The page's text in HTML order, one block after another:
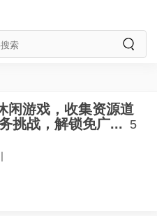
闲游戏，收集资源道
挑战，解锁免广...
5